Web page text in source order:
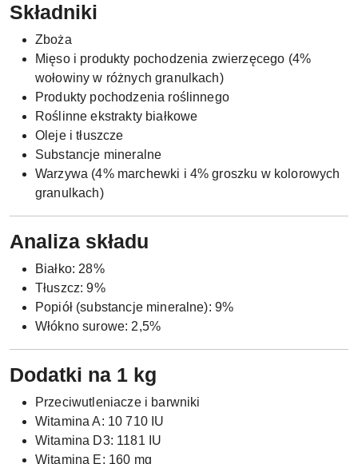
Składniki
Zboża
Mięso i produkty pochodzenia zwierzęcego (4%
wołowiny w różnych granulkach)
Produkty pochodzenia roślinnego
Roślinne ekstrakty białkowe
Oleje i tłuszcze
Substancje mineralne
Warzywa (4% marchewki i 4% groszku w kolorowych
granulkach)
Analiza składu
Białko: 28%
Tłuszcz: 9%
Popiół (substancje mineralne): 9%
Włókno surowe: 2,5%
Dodatki na 1 kg
Przeciwutleniacze i barwniki
Witamina A: 10 710 IU
Witamina D3: 1181 IU
Witamina E: 160 mg